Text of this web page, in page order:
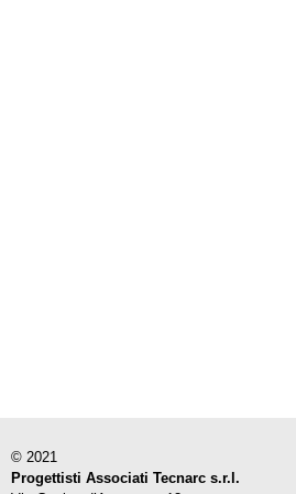
© 2021
Progettisti Associati Tecnarc s.r.l.